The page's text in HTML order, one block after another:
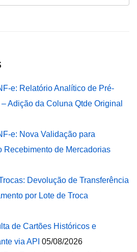
e: Relatório Analítico de Pré-
Adição da Coluna Qtde Original
e: Nova Validação para
Recebimento de Mercadorias
Devolução de Transferência
por Lote de Troca
de Cartões Históricos e
via API 05/08/2026